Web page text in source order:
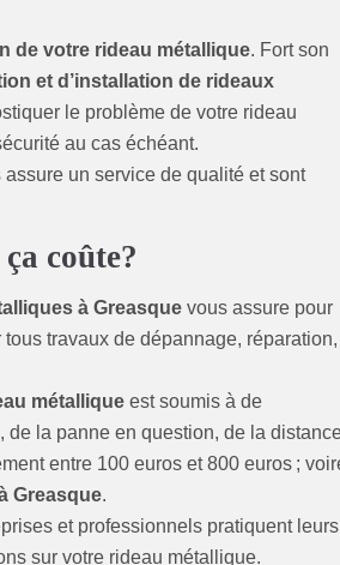
de votre rideau métallique. Fort son
et d’installation de rideaux
le problème de votre rideau
au cas échéant.
un service de qualité et sont
coûte?
à Greasque vous assure pour
travaux de dépannage, réparation,
métallique est soumis à de
la panne en question, de la
entre 100 euros et 800 euros ;
Greasque.
et professionnels pratiquent leurs
sur votre rideau métallique.